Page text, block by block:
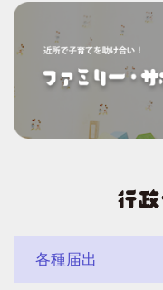
各種届出